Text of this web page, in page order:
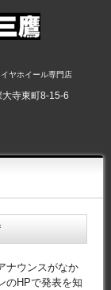
ヤホイール専門店
寺東町8-15-6
ナウンスがなか
のHPで発表を知